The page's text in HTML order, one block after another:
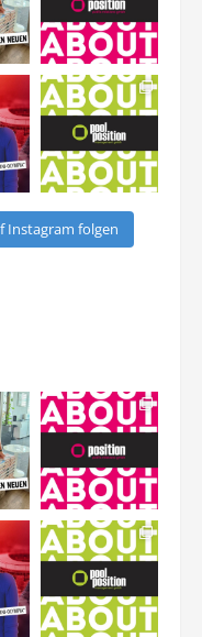
Instagram folgen